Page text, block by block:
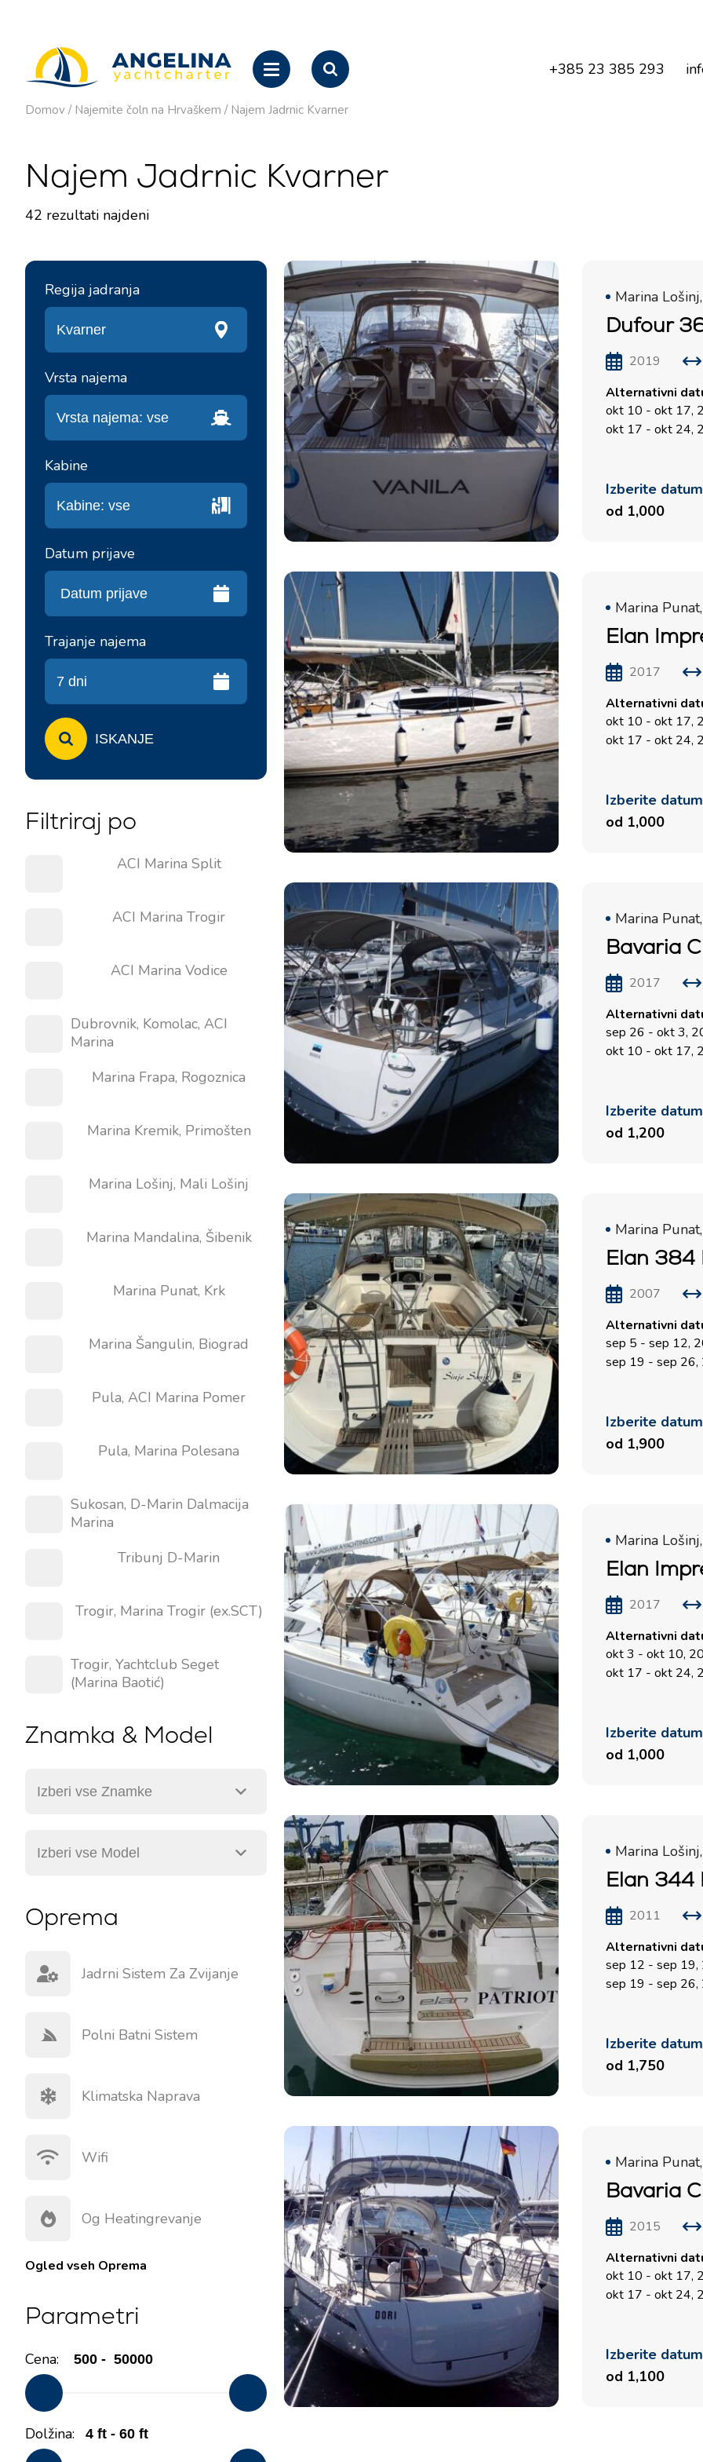
+385 23 385 293
Domov / Najemite čoln na Hrvaškem / Najem Jadrnic Kvarner
Najem Jadrnic Kvarner
42 rezultati najdeni
Marina
Dufour
2019
Alternativni
okt 10 - okt 17,
okt 17 - okt 24,
Izberite
od 1,000
Marina
Elan
2017
Alternativni
okt 10 - okt 17,
okt 17 - okt 24,
Izberite
od 1,000
Marina
Bavaria
2017
Alternativni
sep 26 - okt 3,
okt 10 - okt 17,
Izberite
od 1,200
Marina
Elan 384
2007
Alternativni
sep 5 - sep 12,
sep 19 - sep 26,
Izberite
od 1,900
Marina
Elan
2017
Alternativni
okt 3 - okt 10,
okt 17 - okt 24,
Izberite
od 1,000
Marina
Elan 344
2011
Alternativni
sep 12 - sep 19,
sep 19 - sep 26,
Izberite
od 1,750
Marina
Bavaria
2015
Alternativni
okt 10 - okt 17,
okt 17 - okt 24,
Izberite
od 1,100
Regija jadranja
Vrsta najema
Kabine
Datum prijave
Trajanje najema
ISKANJE
Filtriraj po
ACI Marina Split
ACI Marina Trogir
ACI Marina Vodice
Dubrovnik, Komolac, ACI
Marina
Marina Frapa, Rogoznica
Marina Kremik, Primošten
Marina Lošinj, Mali Lošinj
Marina Mandalina, Šibenik
Marina Punat, Krk
Marina Šangulin, Biograd
Pula, ACI Marina Pomer
Pula, Marina Polesana
Sukosan, D-Marin Dalmacija
Marina
Tribunj D-Marin
Trogir, Marina Trogir (ex.SCT)
Trogir, Yachtclub Seget
(Marina Baotić)
Znamka & Model
Oprema
Jadrni Sistem Za Zvijanje
Polni Batni Sistem
Klimatska Naprava
Wifi
Og Heatingrevanje
Ogled vseh Oprema
Parametri
Cena:
Dolžina:
Novice / Blog
Pogosta Vprašanja
Motorni čolni
Motorni katamarani
Storitve
Najem jadrnice brez
posadke
Najem jadrnice s skiperjem
Luksuzni najem jahte s
posadko
Flotila najem jadrnic
Naložba v jahte
Valovie - Oddaljeni
Pomočnik za Jadranje
Katamarani Bali za čarter
Destinacije
Zadarska regija za jadranje
Biograd na Moru
Šibeniška regija za jadranje
Vodice
Rogoznica
Split Jadralska Regija
Trogir
Dubrovniška jadralska
regija
Istrska regija za jadranje
Kvarnerska regija za
jadranje